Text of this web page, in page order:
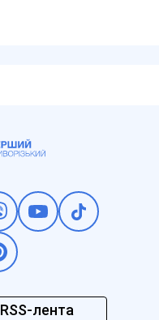
RSS-лента